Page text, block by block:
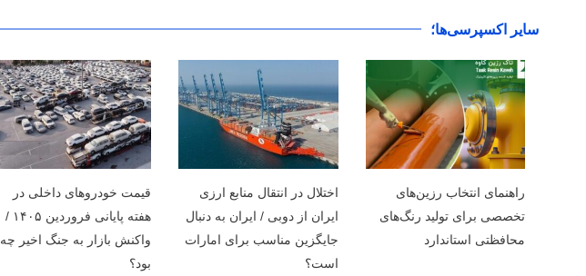
سایر اکسپرسی‌ها؛
راهنمای انتخاب رزین‌های
تخصصی برای تولید رنگ‌های
محافظتی استاندارد
اختلال در انتقال منابع ارزی
ایران از دوبی / ایران به دنبال
جایگزین مناسب برای امارات
است؟
قیمت خودروهای داخلی در
هفته پایانی فروردین ۱۴۰۵ /
واکنش بازار به جنگ اخیر چه
بود؟